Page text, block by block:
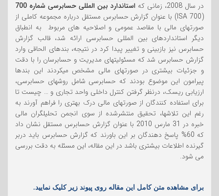
در سال 2008، زمانی که
استاندارد بین المللی حسابرسی شماره 700
(ISA 700) با عنوان گزارش حسابرس مستقل درباره مجموعه کاملی از
صورتهای مالی با مقاصد عمومی و اصلاحیه های مربوط به انطباق
دیگر استانداردهای بین المللی حسابرسی ارائه شد، قالب گزارش
حسابرس نیز بازبینی و تغییر پیدا کرد در نتیجه، بندهای الحاقی وارد
گزارش حسابرس شد که مسئولیتهای مدیریت و حسابرسان را با دقت
و جزئیات بیشتری در صورتهای مالی مشخص میکردند این بندها
پیرامون این موضوع بودند که حسابرسی شامل روشهای حسابرسی،
ارزیابی ریسک، درنظر گرفتن کنترل داخلی واحد تجاری و … چیست تا
برای استفاده کنندگان از صورتهای مالی درک بهتری را فراهم آورند به
رغم این تلاشها، تحقیق منتشرشده از سوی انجمن تحلیلگران مالی
خبره در 31 مارس 2010 با عنوان گزارش حسابرس مستقل نشان داد
که 60% پاسخ دهندگان بر این باورند که گزارش حسابرس باید دربر
گیرنده اطلاعات بیشتری باشد در این مقاله، این مسئله به دقت بررسی
می شود.
برای مشاهده متن کامل این مقاله روی پیوند زیر کلیک نمایید.